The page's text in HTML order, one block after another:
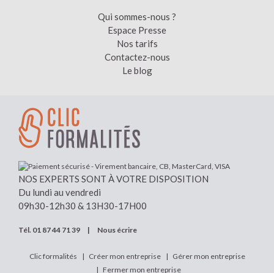
Qui sommes-nous ?
Espace Presse
Nos tarifs
Contactez-nous
Le blog
NOS EXPERTS SONT À VOTRE DISPOSITION
Du lundi au vendredi
09h30-12h30 & 13H30-17H00
Tél. 01 87 44 71 39 | Nous écrire
Clic formalités Créer mon entreprise
Gérer mon entreprise
Fermer mon entreprise